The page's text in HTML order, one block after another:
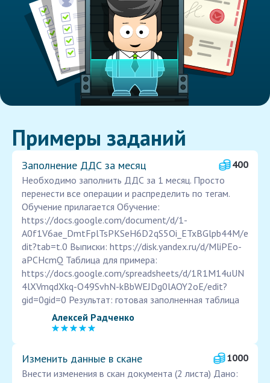
Примеры заданий
Заполнение ДДС за месяц
400
Необходимо заполнить ДДС за 1 месяц. Просто
перенести все операции и распределить по тегам.
Обучение прилагается Обучение:
https://docs.google.com/document/d/1-
A0f1V6ae_DmtFplTsPKSeH6D2qS5Oi_ETxBGlpb44M/e
dit?tab=t.0 Выписки: https://disk.yandex.ru/d/MliPEo-
aPCHcmQ Таблица для примера:
https://docs.google.com/spreadsheets/d/1R1M14uUN
4lXVmqdXkq-O49SvhN-kBbWEJDg0lAOY2oE/edit?
gid=0gid=0 Результат: готовая заполненная таблица
Алексей Радченко
Изменить данные в скане
1000
Внести изменения в скан документа (2 листа) Дано: